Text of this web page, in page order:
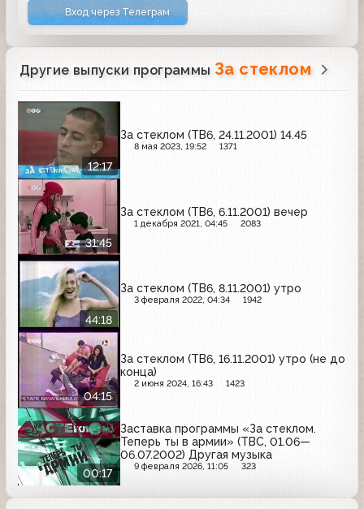
Вход через Телеграм
Другие выпуски программы За стеклом
12:17
За стеклом (ТВ6, 24.11.2001) 14.45
8 мая 2023, 19:52 1371
31:45
За стеклом (ТВ6, 6.11.2001) вечер
1 декабря 2021, 04:45 2083
44:18
За стеклом (ТВ6, 8.11.2001) утро
3 февраля 2022, 04:34 1942
04:15
За стеклом (ТВ6, 16.11.2001) утро (не до
конца)
2 июня 2024, 16:43 1423
00:17
Заставка программы «За стеклом.
Теперь ты в армии» (ТВС, 01.06—
06.07.2002) Другая музыка
9 февраля 2026, 11:05 323